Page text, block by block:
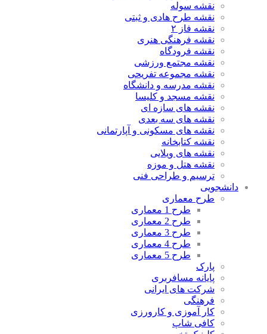
نقشه سوله
نقشه طرح هادی و ثبتی
نقشه فاز ۲
نقشه فرهنگی هنری
نقشه فرودگاه
نقشه مجتمع ورزشی
نقشه مجموعه تفریحی
نقشه مدرسه و دانشگاه
نقشه مسجد و کلیسا
نقشه های سازه ای
نقشه های سه بعدی
نقشه های مسکونی و آپارتمانی
نقشه کتابخانه
نقشه های ویلایی
نقشه هتل و موزه
ترسیم و طراحی فنی
دانشجویی
طرح معماری
طرح 1 معماری
طرح 2 معماری
طرح 3 معماری
طرح 4 معماری
طرح 5 معماری
پارک
پایانه مسافربری
شرکت های ایرانی
فرهنگی
کار آموزی و کارورزی
کافی شاپ